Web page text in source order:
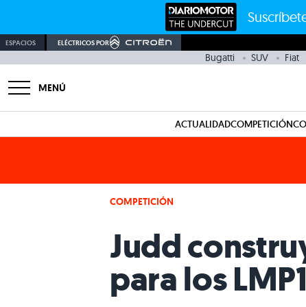
ESPACIOS ELÉCTRICOS POR
Bugatti SUV Fiat
MENÚ
ACTUALIDADCOMPETICIÓN
COMPETICIÓN
Judd
para los